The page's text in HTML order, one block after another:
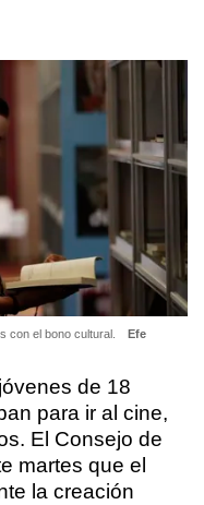
con el bono cultural. Efe
de 18
para ir al cine,
El Consejo de
martes que el
la creación